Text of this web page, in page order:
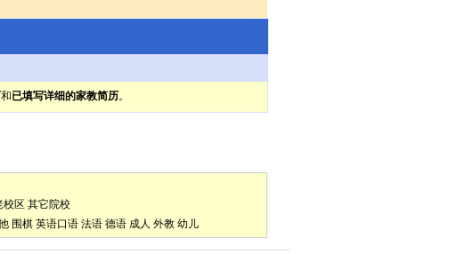
和已填写详细的家教简历。
校区 其它院校
围棋 英语口语 法语 德语 成人 外教 幼儿